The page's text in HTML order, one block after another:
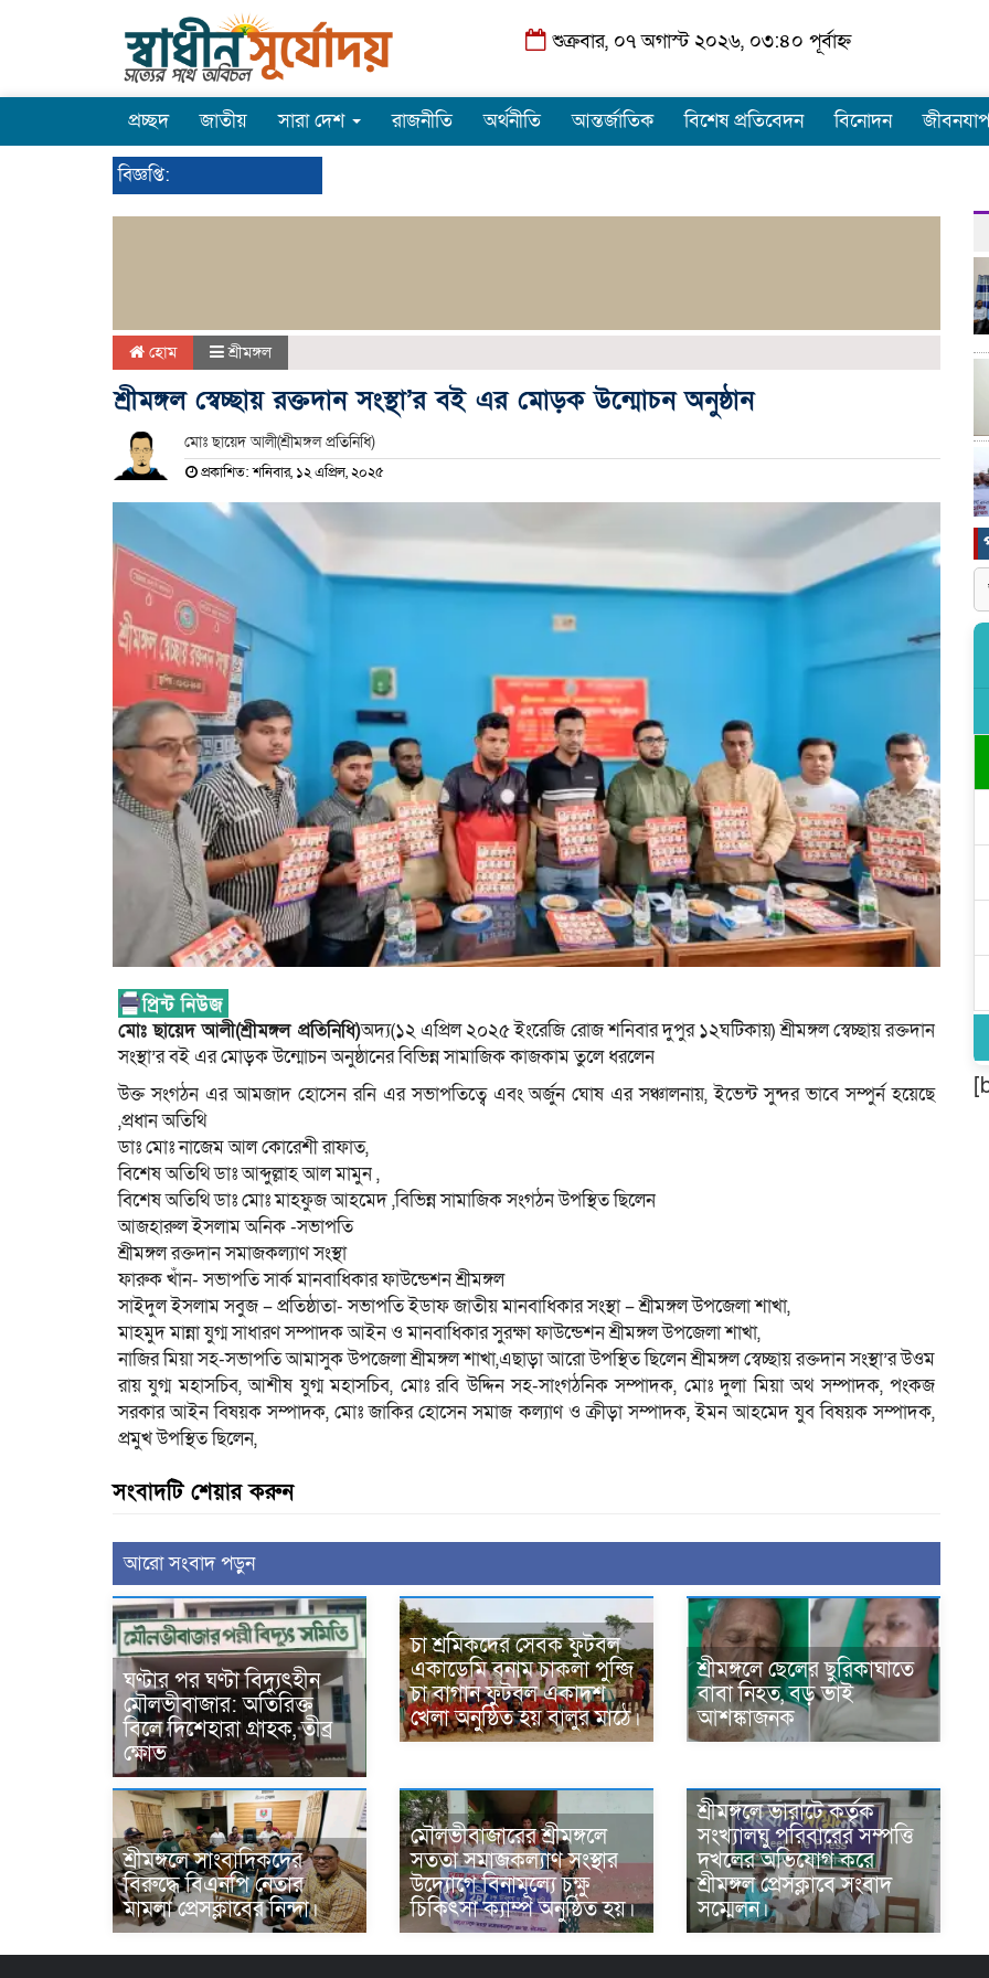
শুক্রবার, ০৭ অগাস্ট ২০২৬, ০৩:৪০ পূর্বাহ্ন
প্রচ্ছদ জাতীয় সারা দেশ রাজনীতি অর্থনীতি আন্তর্জাতিক বিশেষ প্রতিবেদন বিনোদন
বিজ্ঞপ্তি:
হোম শ্রীমঙ্গল
শ্রীমঙ্গল স্বেচ্ছায় রক্তদান সংস্থা’র বই এর মোড়ক উন্মোচন অনুষ্ঠান
মোঃ ছায়েদ আলী(শ্রীমঙ্গল প্রতিনিধি)
প্রকাশিত: শনিবার, ১২ এপ্রিল, ২০২৫
মোঃ ছায়েদ আলী(শ্রীমঙ্গল প্রতিনিধি)অদ্য(১২ এপ্রিল ২০২৫ ইংরেজি রোজ শনিবার দুপুর ১২ঘটিকায়) শ্রীমঙ্গল স্বেচ্ছায় রক্তদান
সংস্থা’র বই এর মোড়ক উন্মোচন অনুষ্ঠানের বিভিন্ন সামাজিক কাজকাম তুলে ধরলেন
উক্ত সংগঠন এর আমজাদ হোসেন রনি এর সভাপতিত্বে এবং অর্জুন ঘোষ এর সঞ্চালনায়, ইভেন্ট সুন্দর ভাবে সম্পুর্ন হয়েছে
,প্রধান অতিথি
ডাঃ মোঃ নাজেম আল কোরেশী রাফাত,
বিশেষ অতিথি ডাঃ আব্দুল্লাহ আল মামুন ,
বিশেষ অতিথি ডাঃ মোঃ মাহফুজ আহমেদ ,বিভিন্ন সামাজিক সংগঠন উপস্থিত ছিলেন
আজহারুল ইসলাম অনিক -সভাপতি
শ্রীমঙ্গল রক্তদান সমাজকল্যাণ সংস্থা
ফারুক খাঁন- সভাপতি সার্ক মানবাধিকার ফাউন্ডেশন শ্রীমঙ্গল
সাইদুল ইসলাম সবুজ – প্রতিষ্ঠাতা- সভাপতি ইডাফ জাতীয় মানবাধিকার সংস্থা – শ্রীমঙ্গল উপজেলা শাখা,
মাহমুদ মান্না যুগ্ম সাধারণ সম্পাদক আইন ও মানবাধিকার সুরক্ষা ফাউন্ডেশন শ্রীমঙ্গল উপজেলা শাখা,
নাজির মিয়া সহ-সভাপতি আমাসুক উপজেলা শ্রীমঙ্গল শাখা,এছাড়া আরো উপস্থিত ছিলেন শ্রীমঙ্গল স্বেচ্ছায় রক্তদান সংস্থা’র উওম
রায় যুগ্ম মহাসচিব, আশীষ যুগ্ম মহাসচিব, মোঃ রবি উদ্দিন সহ-সাংগঠনিক সম্পাদক, মোঃ দুলা মিয়া অথ সম্পাদক, পংকজ
সরকার আইন বিষয়ক সম্পাদক, মোঃ জাকির হোসেন সমাজ কল্যাণ ও ক্রীড়া সম্পাদক, ইমন আহমেদ যুব বিষয়ক সম্পাদক,
প্রমুখ উপস্থিত ছিলেন,
সংবাদটি শেয়ার করুন
আরো সংবাদ পড়ুন
ঘণ্টার পর ঘণ্টা বিদ্যুৎহীন
মৌলভীবাজার: অতিরিক্ত
বিলে দিশেহারা গ্রাহক, তীব্র
ক্ষোভ
চা শ্রমিকদের সেবক ফুটবল
একাডেমি বনাম চাকলা পুন্জি
চা বাগান ফুটবল একাদশ
খেলা অনুষ্ঠিত হয় বালুর মাঠে।
শ্রীমঙ্গলে ছেলের ছুরিকাঘাতে
বাবা নিহত, বড় ভাই
আশঙ্কাজনক
শ্রীমঙ্গলে সাংবাদিকদের
বিরুদ্ধে বিএনপি নেতার
মামলা প্রেসক্লাবের নিন্দা।
মৌলভীবাজারের শ্রীমঙ্গলে
সততা সমাজকল্যাণ সংস্থার
উদ্যোগে বিনামূল্যে চক্ষু
চিকিৎসা ক্যাম্প অনুষ্ঠিত হয়।
শ্রীমঙ্গলে ভারাটে কর্তৃক
সংখ্যালঘু পরিবারের সম্পত্তি
দখলের অভিযোগ করে
শ্রীমঙ্গল প্রেসক্লাবে সংবাদ
সম্মেলন।